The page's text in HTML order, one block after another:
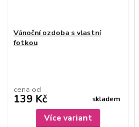
Vánoční ozdoba s vlastní
fotkou
cena od
139 Kč skladem
Více variant